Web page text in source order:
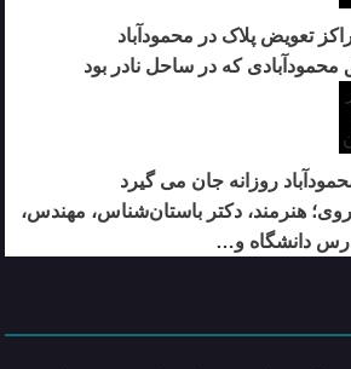
تعویض پلاک در محمودآباد
محمودآبادی که در ساحل نادر بود
روزانه جان می گیرد
هنرمند، دکتر باستان‌شناس، مهندس،
دانشگاه و…